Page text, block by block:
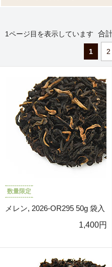
1ページ目を表示しています 合
1 2
数量限定
メレン, 2026-OR295 50g 袋入
1,400円